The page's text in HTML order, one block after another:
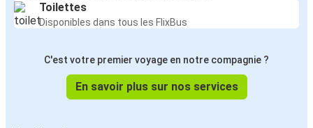
Toilettes
Disponibles dans tous les FlixBus
C'est votre premier voyage en notre compagnie ?
En savoir plus sur nos services